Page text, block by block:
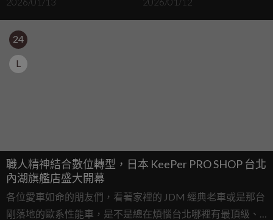
24
L
職人精神結合數位轉型，日本 KeePer PRO SHOP 台北
內湖旗艦店盛大開幕
各位愛車如命的朋友們，看著家裡的 JDM 經典老車或是那台
剛落地的歐系性能車，是不是總在煩惱台北哪裡有最頂級、